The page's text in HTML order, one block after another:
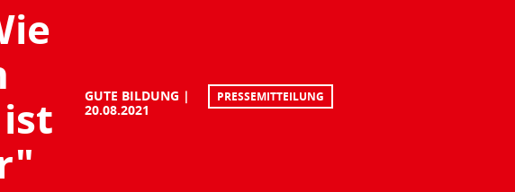
GUTE BILDUNG
20.08.2021
PRESSEMITTEILUNG